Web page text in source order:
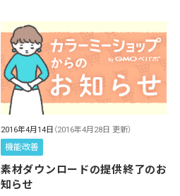
2016年4月14日 （2016年4月28日 更新）
機能改善
素材ダウンロードの提供終了のお
知らせ